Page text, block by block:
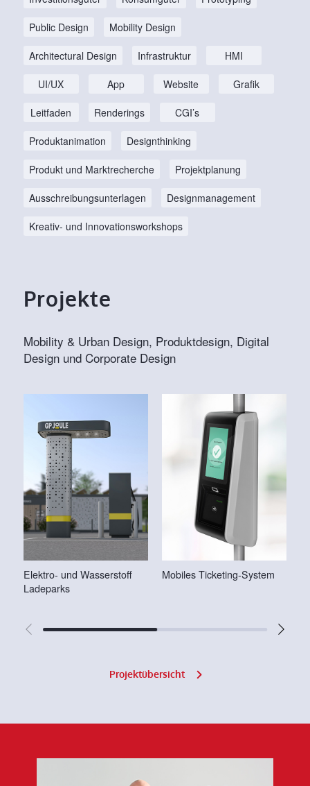
Public Design Mobility Design
Architectural Design Infrastruktur HMI
UI/UX App Website Grafik
Leitfaden Renderings CGI’s
Produktanimation Designthinking
Produkt und Marktrecherche Projektplanung
Ausschreibungsunterlagen Designmanagement
Kreativ- und Innovationsworkshops
Projekte
Mobility & Urban Design, Produktdesign, Digital
Design und Corporate Design
Elektro- und Wasserstoff
Ladeparks
Mobiles Ticketing-System
Projektübersicht